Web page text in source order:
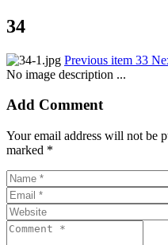
34
Previous item 33
No image description ...
Add Comment
Your email address will not be
marked *